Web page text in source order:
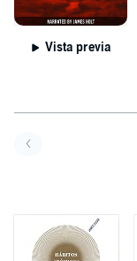
Vista previa